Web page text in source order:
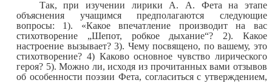
Так, при изучении лирики А. А. Фета на этапе
объяснения учащимся предполагаются следующие
вопросы: 1). «Какое впечатление производит на вас
стихотворение „Шепот, робкое дыхание“? 2). Какое
настроение вызывает? 3). Чему посвящено, по вашему, это
стихотворение? 4) Каково основное чувство лирического
героя? 5). Можно ли, исходя из прочитанных вами отзывов
об особенности поэзии Фета, согласиться с утверждением,